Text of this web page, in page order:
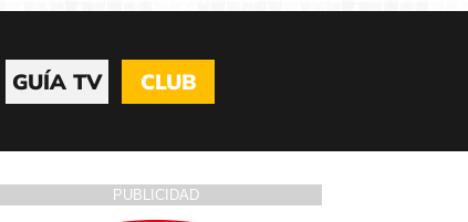
GUÍA TV CLUB
PUBLICIDAD